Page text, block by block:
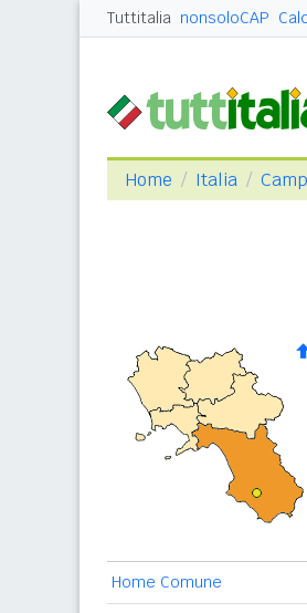
Tuttitalia nonsoloCAP
Home Italia
Home Comune